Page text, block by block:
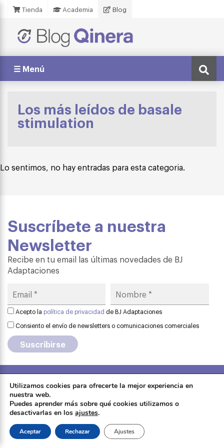
Tienda Academia Blog
☰ Menú
Los más leídos de basale
stimulation
Lo sentimos, no hay entradas para esta categoria.
Suscríbete a nuestra
Newsletter
Recibe en tu email las últimas novedades de BJ
Adaptaciones
Acepto la política de privacidad de BJ Adaptaciones
Consiento el envío de newsletters o comunicaciones comerciales
Formación
Tienda
Aviso legal· Política de privacidad
Política de cookies· Contactar
Utilizamos cookies para ofrecerte la mejor experiencia en
nuestra web.
Puedes aprender más sobre qué cookies utilizamos o
desactivarlas en los ajustes.
Aceptar Rechazar Ajustes